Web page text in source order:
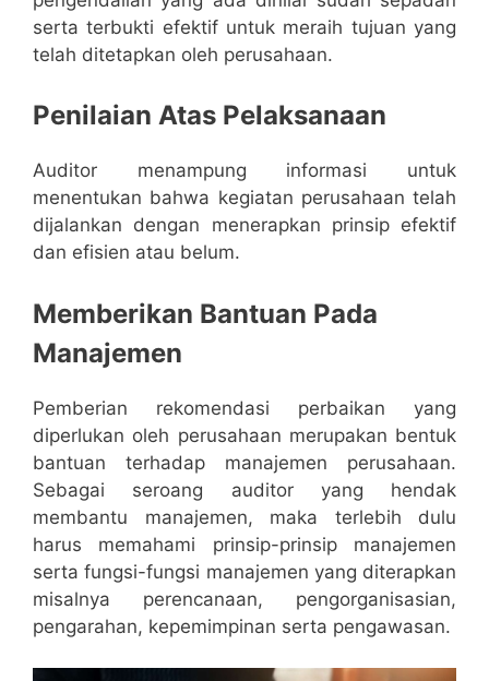
serta terbukti efektif untuk meraih tujuan yang
telah ditetapkan oleh perusahaan.
Penilaian Atas Pelaksanaan
Auditor menampung informasi untuk
menentukan bahwa kegiatan perusahaan telah
dijalankan dengan menerapkan prinsip efektif
dan efisien atau belum.
Memberikan Bantuan Pada
Manajemen
Pemberian rekomendasi perbaikan yang
diperlukan oleh perusahaan merupakan bentuk
bantuan terhadap manajemen perusahaan.
Sebagai seroang auditor yang hendak
membantu manajemen, maka terlebih dulu
harus memahami prinsip-prinsip manajemen
serta fungsi-fungsi manajemen yang diterapkan
misalnya perencanaan, pengorganisasian,
pengarahan, kepemimpinan serta pengawasan.